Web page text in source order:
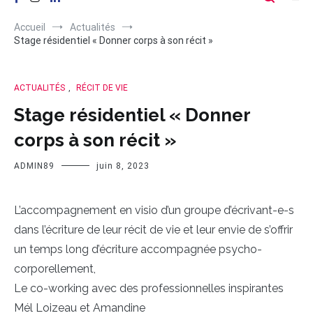
Accueil
Actualités
Stage résidentiel « Donner corps à son récit »
ACTUALITÉS , RÉCIT DE VIE
Stage résidentiel « Donner
corps à son récit »
ADMIN89 juin 8, 2023
L’accompagnement en visio d’un groupe d’écrivant-e-s
dans l’écriture de leur récit de vie et leur envie de s’offrir
un temps long d’écriture accompagnée psycho-
corporellement,
Le co-working avec des professionnelles inspirantes
Mél Loizeau et Amandine